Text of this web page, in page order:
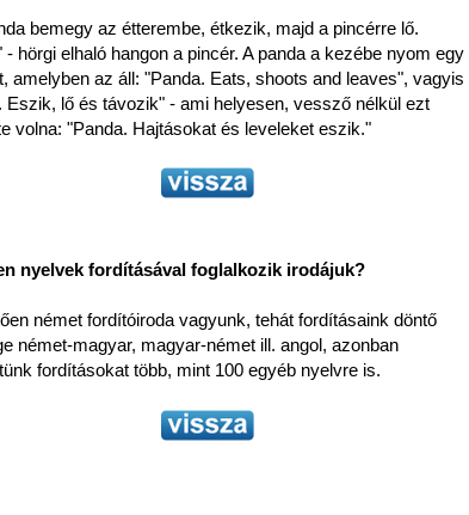
bemegy az étterembe, étkezik, majd a pincérre lő.
- hörgi elhaló hangon a pincér. A panda a kezébe nyom egy
amelyben az áll: "Panda. Eats, shoots and leaves", vagyis
Eszik, lő és távozik" - ami helyesen, vessző nélkül ezt
volna: "Panda. Hajtásokat és leveleket eszik."
nyelvek fordításával foglalkozik irodájuk?
német fordítóiroda vagyunk, tehát fordításaink döntő
német-magyar, magyar-német ill. angol, azonban
fordításokat több, mint 100 egyéb nyelvre is.